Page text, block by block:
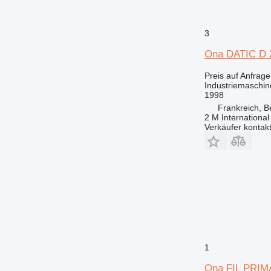
3
Ona DATIC D
Preis auf Anfrage
1998
Frankreich,
2 M International
Verkäufer
1
Ona FIL